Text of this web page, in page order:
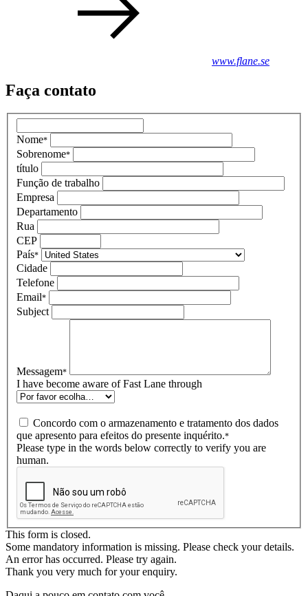
www.flane.se
Faça contato
Nome*
Sobrenome*
título
Função de trabalho
Empresa
Departamento
Rua
CEP
País*
Cidade
Telefone
Email*
Subject
Messagem*
I have become aware of Fast Lane through
Concordo com o armazenamento e tratamento dos dados
que apresento para efeitos do presente inquérito.*
Please type in the words below correctly to verify you are
human.
This form is closed.
Some mandatory information is missing. Please check your details.
An error has occurred. Please try again.
Thank you very much for your enquiry.